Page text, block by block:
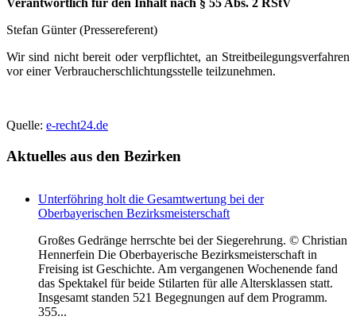
Stefan Günter (Pressereferent)
Wir sind nicht bereit oder verpflichtet, an Streitbeilegungsverfahren
vor einer Verbraucherschlichtungsstelle teilzunehmen.
Quelle: e-recht24.de
Aktuelles aus den Bezirken
Unterföhring holt die Gesamtwertung bei der
Oberbayerischen Bezirksmeisterschaft
Großes Gedränge herrschte bei der Siegerehrung. © Christian
Hennerfein Die Oberbayerische Bezirksmeisterschaft in
Freising ist Geschichte. Am vergangenen Wochenende fand
das Spektakel für beide Stilarten für alle Altersklassen statt.
Insgesamt standen 521 Begegnungen auf dem Programm.
355...